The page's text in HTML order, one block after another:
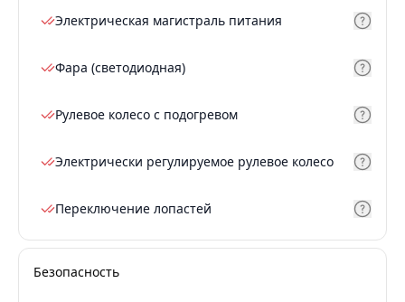
Электрическая магистраль питания
Фара (светодиодная)
Рулевое колесо с подогревом
Электрически регулируемое рулевое колесо
Переключение лопастей
Безопасность